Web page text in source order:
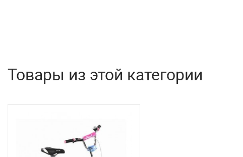
Товары из этой категории